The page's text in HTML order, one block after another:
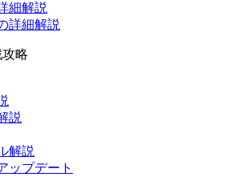
細解説
詳細解説
略
説
解説
ップデート